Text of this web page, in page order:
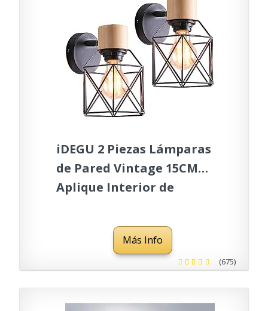
iDEGU 2 Piezas Lámparas
de Pared Vintage 15CM
Aplique Interior de
Diseño de Jaula Luz
Ajustable Retro
Iluminación E27 para
Café (Negro)
Más Info
(675)